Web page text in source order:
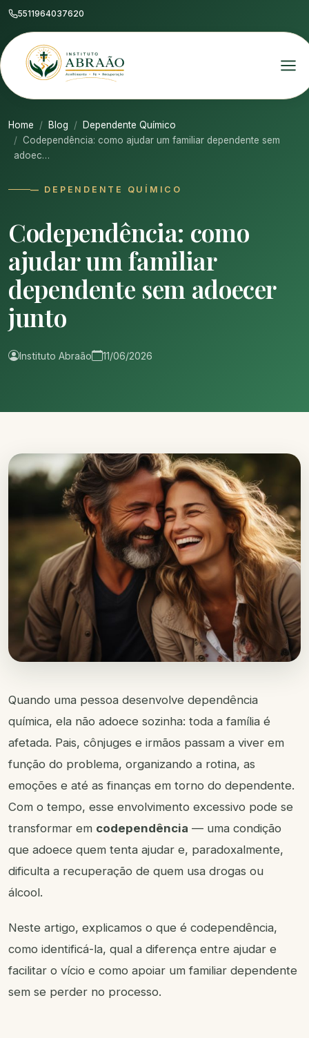
5511964037620
Home Blog
Dependente Químico
Codependência: como ajudar um familiar dependente sem
adoec…
— DEPENDENTE QUÍMICO
Codependência: como
ajudar um familiar
dependente sem adoecer
junto
Instituto Abraão 11/06/2026
Quando uma pessoa desenvolve dependência
química, ela não adoece sozinha: toda a família é
afetada. Pais, cônjuges e irmãos passam a viver em
função do problema, organizando a rotina, as
emoções e até as finanças em torno do dependente.
Com o tempo, esse envolvimento excessivo pode se
transformar em codependência — uma condição
que adoece quem tenta ajudar e, paradoxalmente,
dificulta a recuperação de quem usa drogas ou
álcool.
Neste artigo, explicamos o que é codependência,
como identificá-la, qual a diferença entre ajudar e
facilitar o vício e como apoiar um familiar dependente
sem se perder no processo.